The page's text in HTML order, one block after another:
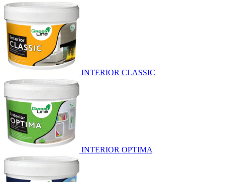
INTERIOR CLASSIC
INTERIOR OPTIMA